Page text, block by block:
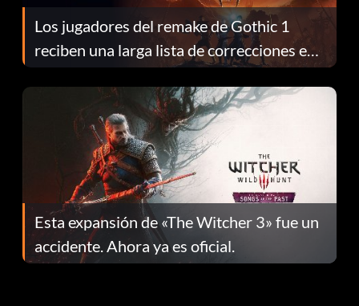
Los jugadores del remake de Gothic 1
reciben una larga lista de correcciones en
el parche 1.0.4
Esta expansión de «The Witcher 3» fue un
accidente. Ahora ya es oficial.